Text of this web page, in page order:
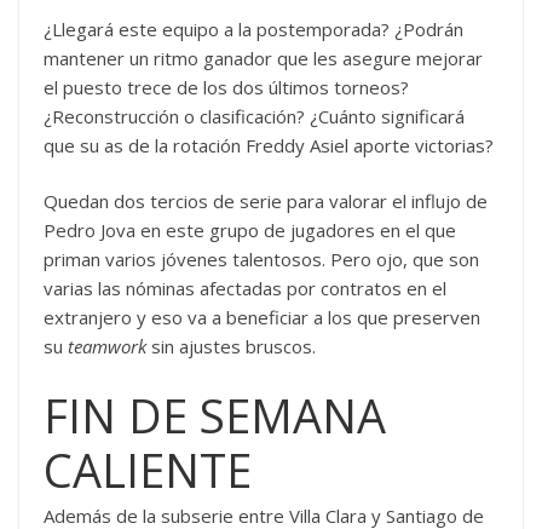
¿Llegará este equipo a la postemporada? ¿Podrán
mantener un ritmo ganador que les asegure mejorar
el puesto trece de los dos últimos torneos?
¿Reconstrucción o clasificación? ¿Cuánto significará
que su as de la rotación Freddy Asiel aporte victorias?
Quedan dos tercios de serie para valorar el influjo de
Pedro Jova en este grupo de jugadores en el que
priman varios jóvenes talentosos. Pero ojo, que son
varias las nóminas afectadas por contratos en el
extranjero y eso va a beneficiar a los que preserven
su teamworksin ajustes bruscos.
FIN DE SEMANA
CALIENTE
Además de la subserie entre Villa Clara y Santiago de